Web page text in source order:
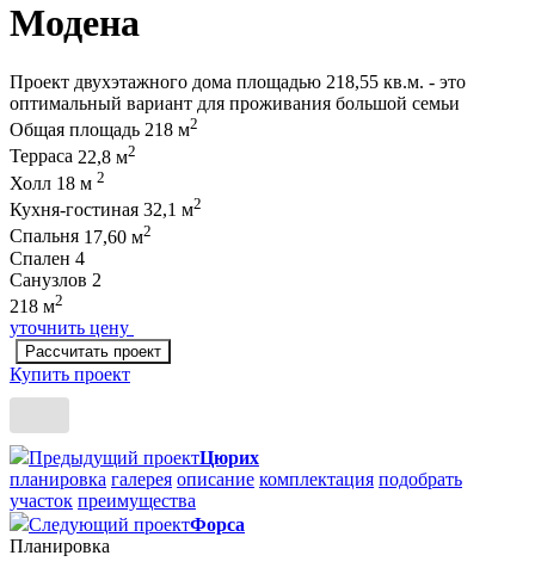
Модена
Проект двухэтажного дома площадью 218,55 кв.м. - это
оптимальный вариант для проживания большой семьи
Общая площадь 218 м2
Терраса 22,8 м2
Холл 18 м 2
Кухня-гостиная 32,1 м2
Спальня 17,60 м2
Спален 4
Санузлов 2
218 м2
уточнить цену
Рассчитать проект
Купить проект
Предыдущий проектЦюрих
планировка галерея описание комплектация подобрать
участок преимущества
Следующий проектФорса
Планировка